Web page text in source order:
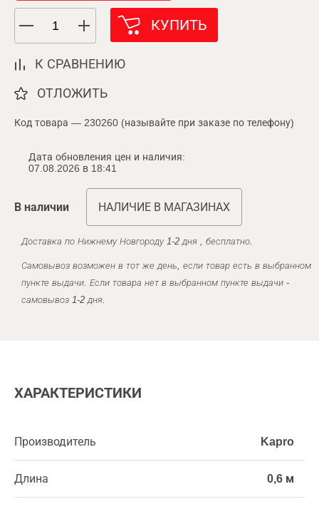
КУПИТЬ
К СРАВНЕНИЮ
ОТЛОЖИТЬ
Код товара — 230260 (называйте при заказе по телефону)
Дата обновления цен и наличия:
07.08.2026 в 18:41
В наличии НАЛИЧИЕ В МАГАЗИНАХ
Доставка по Нижнему Новгороду 1-2 дня , бесплатно.
Самовывоз возможен в тот же день, если товар есть в выбранном
пункте выдачи. Если товара нет в выбранном пункте выдачи -
самовывоз 1-2 дня.
ХАРАКТЕРИСТИКИ
Производитель Kapro
Длина 0,6 м